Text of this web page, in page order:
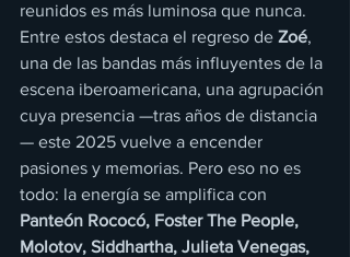
reunidos es más luminosa que nunca.
Entre estos destaca el regreso de Zoé,
una de las bandas más influyentes de la
escena iberoamericana, una agrupación
cuya presencia —tras años de distancia
— este 2025 vuelve a encender
pasiones y memorias. Pero eso no es
todo: la energía se amplifica con
Panteón Rococó, Foster The People,
Molotov, Siddhartha, Julieta Venegas,